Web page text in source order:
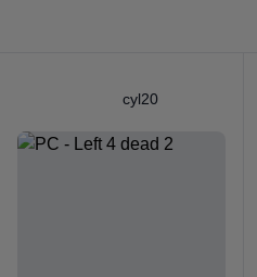
cyl20